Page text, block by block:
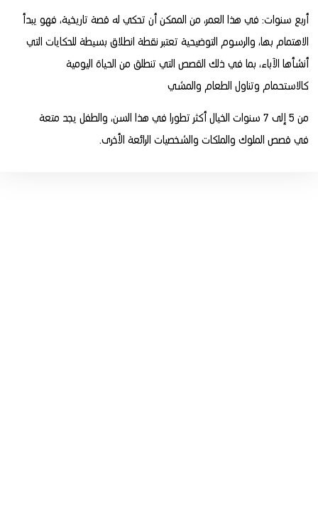
أربع سنوات: في هذا العمر، من الممكن أن تحكي له قصة تاريخية، فهو يبدأ
الاهتمام بها، والرسوم التوضيحية تعتبر نقطة انطلاق بسيطة للحكايات التي
أنشأها الآباء، بما في ذلك القصص التي تنطلق من الحياة اليومية
كالاستحمام وتناول الطعام والمشي
من 5 إلى 7 سنوات الخيال أكثر تطورا في هذا السن، والطفل يجد متعة
في قصص الملوك والملكات والشخصيات الرائعة الأخرى.